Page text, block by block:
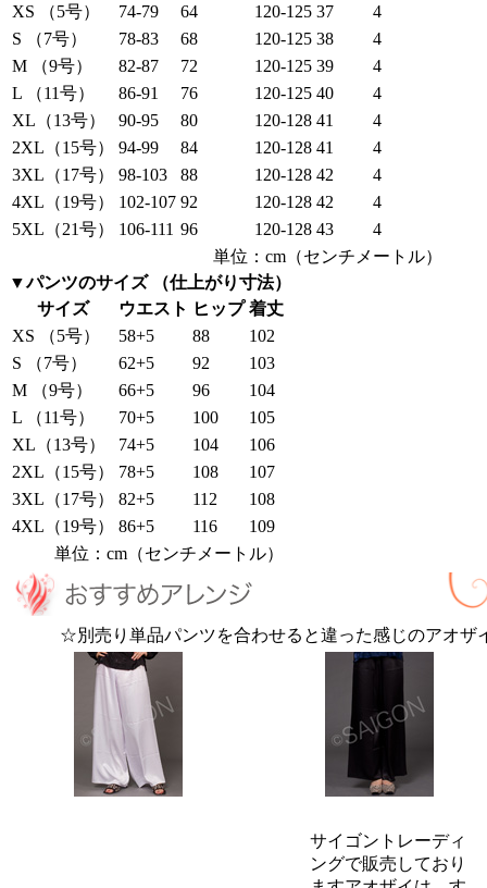
XS （5号）
74-79 64 120-125 37
4
S （7号）
78-83 68 120-125 38
4
M （9号）
82-87 72 120-125 39
4
L （11号）
86-91 76 120-125 40
4
XL（13号）
90-95 80 120-128 41
4
2XL（15号）
94-99 84 120-128 41
4
3XL（17号）
98-103 88 120-128 42
4
4XL（19号）
102-107 92 120-128 42
4
5XL（21号）
106-111 96 120-128 43
4
単位：cm（センチメートル）
▼パンツのサイズ （仕上がり寸法）
サイズ
ウエスト ヒップ 着丈
XS （5号）
58+5 88
102
S （7号）
62+5 92
103
M （9号）
66+5 96
104
L （11号）
70+5 100
105
XL（13号）
74+5 104
106
2XL（15号）
78+5 108
107
3XL（17号）
82+5 112
108
4XL（19号）
86+5 116
109
単位：cm（センチメートル）
☆別売り単品パンツを合わせると違った感じのアオザ
サイゴントレーディ
ングで販売しており